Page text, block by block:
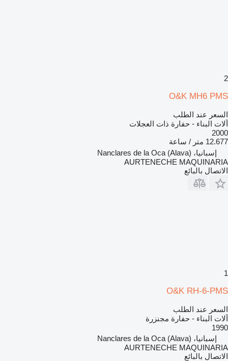
2
O&K MH6 PMS
السعر عند الطلب
آلات البناء - حفارة ذات العجلات
2000
12.677 متر / ساعة
إسبانيا، Nanclares de la Oca (Alava)
AURTENECHE MAQUINARIA
الاتصال بالبائع
1
O&K RH-6-PMS
السعر عند الطلب
آلات البناء - حفارة مجنزرة
1990
إسبانيا، Nanclares de la Oca (Alava)
AURTENECHE MAQUINARIA
الاتصال بالبائع